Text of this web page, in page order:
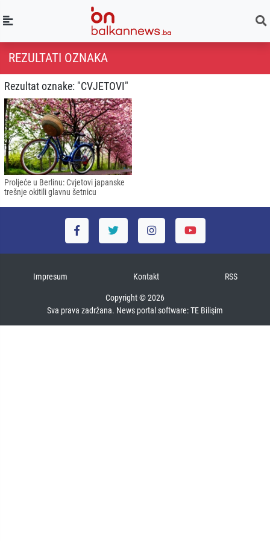
REZULTATI OZNAKA
Rezultat oznake: "CVJETOVI"
Proljeće u Berlinu: Cvjetovi japanske
trešnje okitili glavnu šetnicu
Impresum Kontakt RSS
Copyright © 2026
Sva prava zadržana. News portal software:TE Bilişim